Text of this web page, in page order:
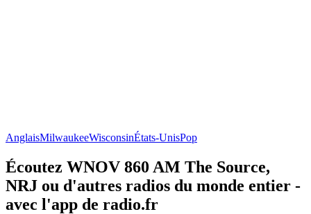
AnglaisMilwaukeeWisconsinÉtats-UnisPop
Écoutez WNOV 860 AM The Source,
NRJ ou d'autres radios du monde entier -
avec l'app de radio.fr